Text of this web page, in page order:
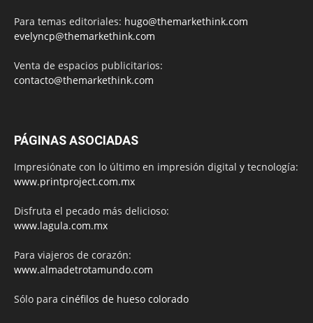
Para temas editoriales: hugo@themarkethink.com
evelyncp@themarkethink.com
Venta de espacios publicitarios:
contacto@themarkethink.com
PÁGINAS ASOCIADAS
Impresiónate con lo último en impresión digital y tecnología:
www.printproject.com.mx
Disfruta el pecado más delicioso:
www.lagula.com.mx
Para viajeros de corazón:
www.almadetrotamundo.com
Sólo para cinéfilos de hueso colorado